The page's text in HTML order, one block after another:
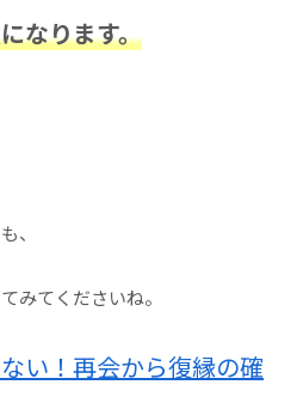
なります。
、
みてくださいね。
い！再会から復縁の確